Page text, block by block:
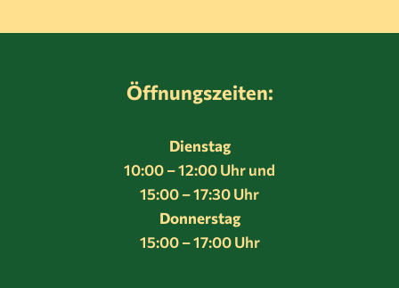
Öffnungszeiten:
Dienstag
10:00 – 12:00 Uhr und
15:00 – 17:30 Uhr
Donnerstag
15:00 – 17:00 Uhr